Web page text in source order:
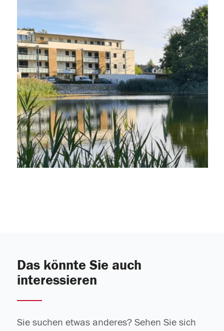
Das könnte Sie auch
interessieren
Sie suchen etwas anderes? Sehen Sie sich